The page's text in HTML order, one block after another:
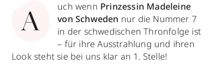
A
uch wenn Prinzessin Madeleine
von Schweden nur die Nummer 7
in der schwedischen Thronfolge ist
– für ihre Ausstrahlung und ihren
Look steht sie bei uns klar an 1. Stelle!